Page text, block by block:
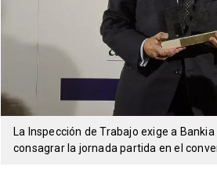
La Inspección de Trabajo exige a
consagrar la jornada partida en el